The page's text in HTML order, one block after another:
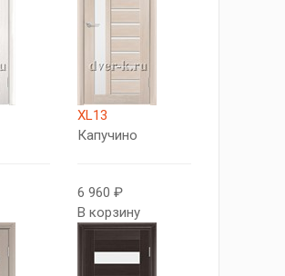
XL13
Капучино
6 960 ₽
В корзину